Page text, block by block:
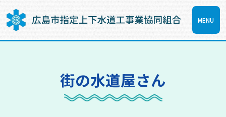
MENU
街の水道屋さん